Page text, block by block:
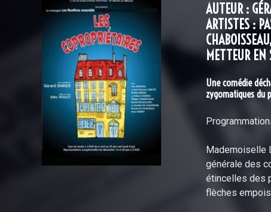
AUTEUR :
ARTISTES :
METTEUR EN
Une comédie
zygomatiques du
Mademoiselle
générale des
étincelles des
flèches